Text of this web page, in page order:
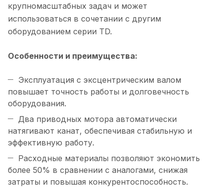
крупномасштабных задач и может
использоваться в сочетании с другим
оборудованием серии TD.
Особенности и преимущества:
Эксплуатация с эксцентрическим валом
повышает точность работы и долговечность
оборудования.
Два приводных мотора автоматически
натягивают канат, обеспечивая стабильную и
эффективную работу.
Расходные материалы позволяют экономить
более 50% в сравнении с аналогами, снижая
затраты и повышая конкурентоспособность.